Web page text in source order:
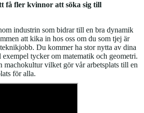
få fler kvinnor att söka sig till
industrin som bidrar till en bra dynamik
att kika in hos oss om du som tjej är
Du kommer ha stor nytta av dina
tycker om matematik och geometri.
machokultur vilket gör vår arbetsplats till en
för alla.